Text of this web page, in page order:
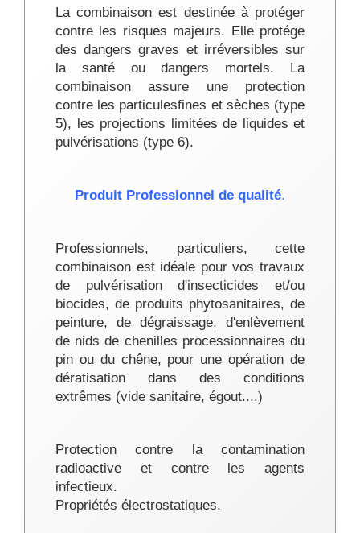
La combinaison est destinée à protéger
contre les risques majeurs. Elle protége
des dangers graves et irréversibles sur
la santé ou dangers mortels. La
combinaison assure une protection
contre les particulesfines et sèches (type
5), les projections limitées de liquides et
pulvérisations (type 6).
Produit Professionnel de qualité.
Professionnels, particuliers, cette
combinaison est idéale pour vos travaux
de pulvérisation d'insecticides et/ou
biocides, de produits phytosanitaires, de
peinture, de dégraissage, d'enlèvement
de nids de chenilles processionnaires du
pin ou du chêne, pour une opération de
dératisation dans des conditions
extrêmes (vide sanitaire, égout....)
Protection contre la contamination
radioactive et contre les agents
infectieux.
Propriétés électrostatiques.